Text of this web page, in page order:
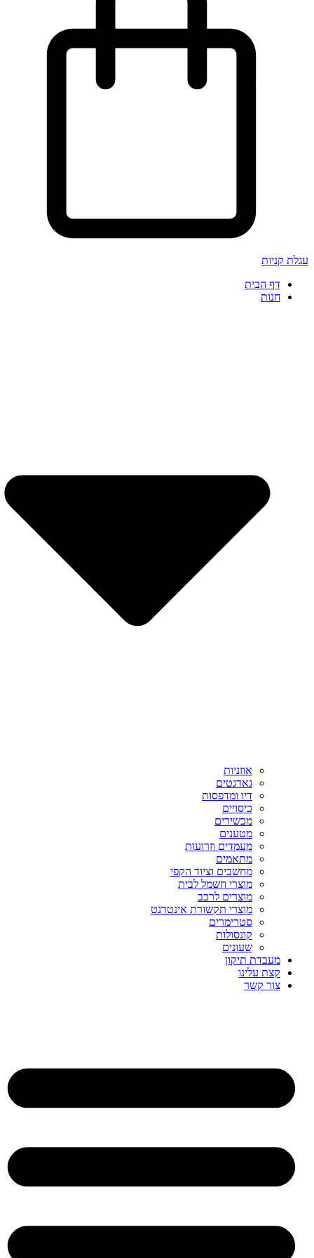
עגלת קניות
דף הבית
חנות
אוזניות
גאדגטים
דיו ומדפסות
כיסויים
מכשירים
מטענים
מעמדים וזרועות
מתאמים
מחשבים וציוד הקפי
מוצרי חשמל לבית
מוצרים לרכב
מוצרי תקשורת אינטרנט
סטרימרים
קונסולות
שעונים
מעבדת תיקון
קצת עלינו
צור קשר